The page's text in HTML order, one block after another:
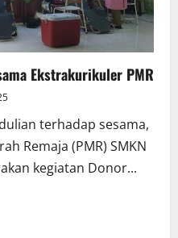
Ekstrakurikuler PMR
terhadap sesama,
Remaja (PMR) SMKN
kegiatan Donor...